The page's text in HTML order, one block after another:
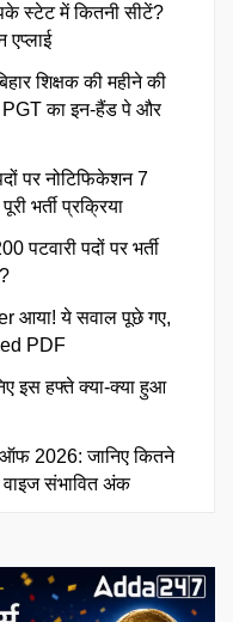
स्टेट में कितनी सीटें?
शिक्षक की महीने की
PGT का इन-हैंड पे और
पर नोटिफिकेशन 7
भर्ती प्रक्रिया
पदों पर भर्ती
आया! ये सवाल पूछे गए,
PDF
इस हफ्ते क्या-क्या हुआ
2026: जानिए कितने
संभावित अंक